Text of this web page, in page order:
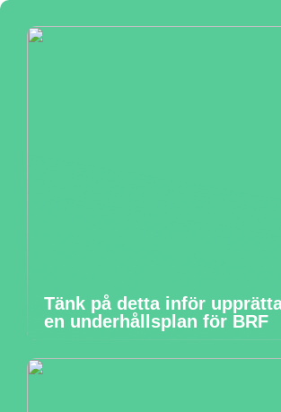
Tänk på detta inför
en underhållsplan för BRF